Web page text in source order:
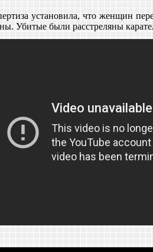
установила, что женщин
Убитые были расстреляны